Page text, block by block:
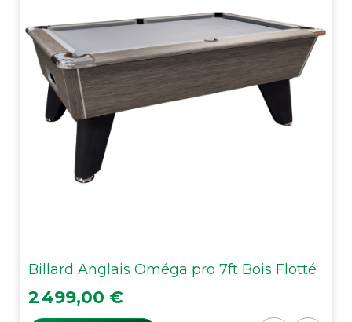
Billard Anglais Oméga pro 7ft Bois Flotté
Prix
2 499,00 €